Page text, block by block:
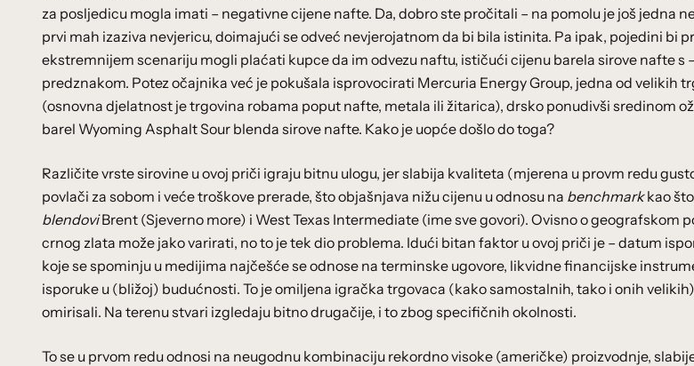
za posljedicu mogla imati – negativne cijene nafte. Da, dobro ste pročitali – na pomolu je još jedna
prvi mah izaziva nevjericu, doimajući se odveć nevjerojatnom da bi bila istinita. Pa ipak, pojedini bi
ekstremnijem scenariju mogli plaćati kupce da im odvezu naftu, ističući cijenu barela sirove nafte s
predznakom. Potez očajnika već je pokušala isprovocirati Mercuria Energy Group, jedna od velikih
(osnovna djelatnost je trgovina robama poput nafte, metala ili žitarica), drsko ponudivši sredinom
barel Wyoming Asphalt Sour blenda sirove nafte. Kako je uopće došlo do toga?
Različite vrste sirovine u ovoj priči igraju bitnu ulogu, jer slabija kvaliteta (mjerena u provm redu
povlači za sobom i veće troškove prerade, što objašnjava nižu cijenu u odnosu na benchmarkkao
blendoviBrent (Sjeverno more) i West Texas Intermediate (ime sve govori). Ovisno o geografskom
crnog zlata može jako varirati, no to je tek dio problema. Idući bitan faktor u ovoj priči je – datum
koje se spominju u medijima najčešće se odnose na terminske ugovore, likvidne financijske
isporuke u (bližoj) budućnosti. To je omiljena igračka trgovaca (kako samostalnih, tako i onih
omirisali. Na terenu stvari izgledaju bitno drugačije, i to zbog specifičnih okolnosti.
To se u prvom redu odnosi na neugodnu kombinaciju rekordno visoke (američke) proizvodnje,